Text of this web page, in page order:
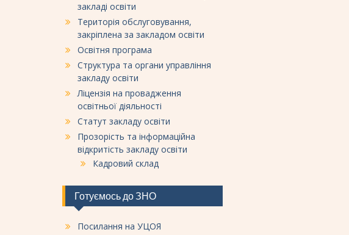
закладі освіти
Територія обслуговування,
закріплена за закладом освіти
Освітня програма
Структура та органи управління
закладу освіти
Ліцензія на провадження
освітньої діяльності
Статут закладу освіти
Прозорість та інформаційна
відкритість закладу освіти
Кадровий склад
Готуємось до ЗНО
Посилання на УЦОЯ